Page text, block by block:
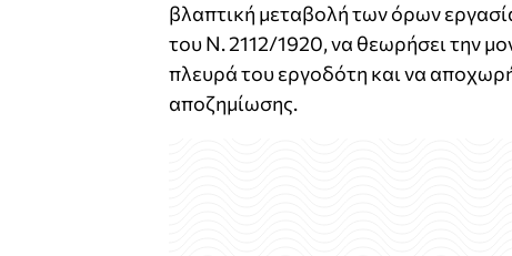
βλαπτική μεταβολή των όρων
του Ν. 2112/1920, να θεωρήσει την
πλευρά του εργοδότη και να
αποζημίωσης.